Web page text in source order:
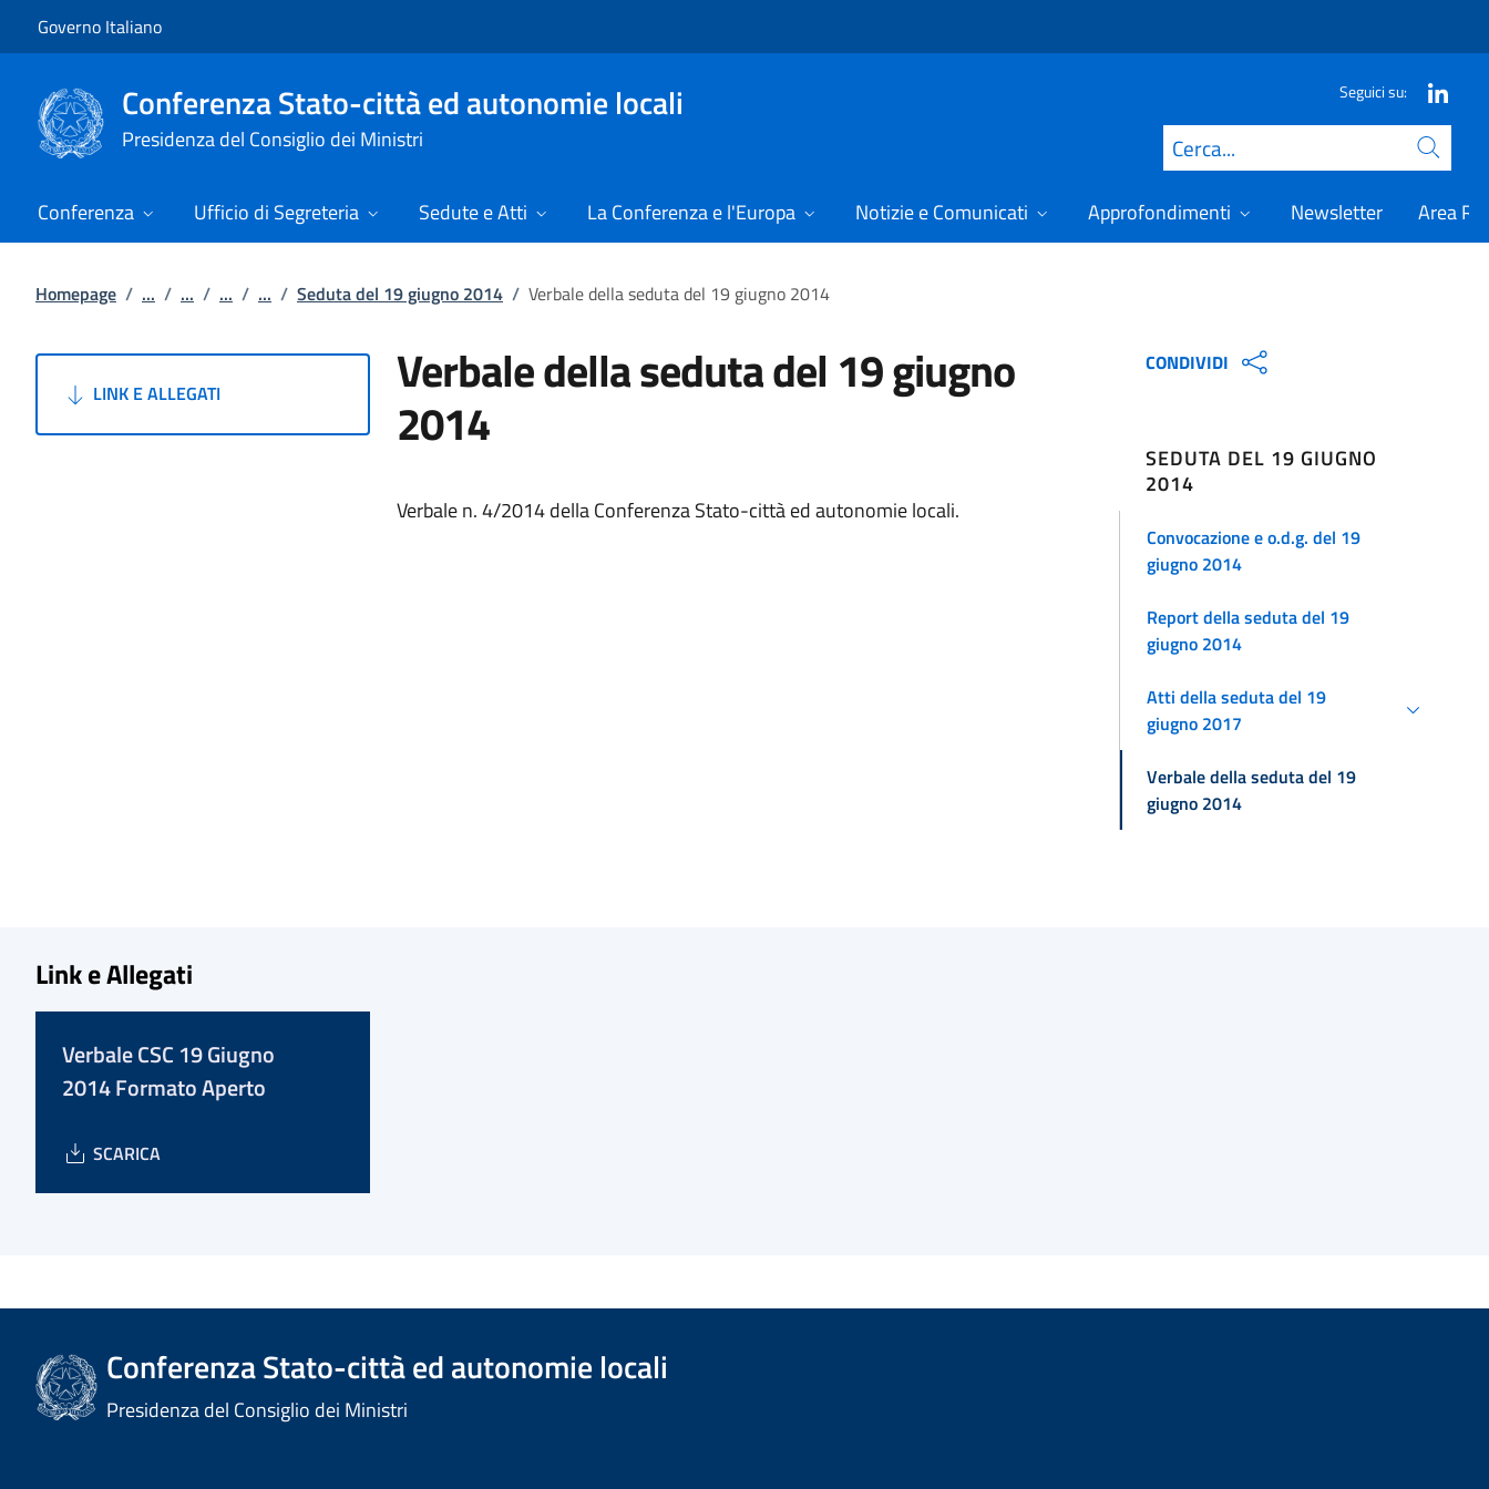
Governo Italiano
Conferenza Stato-città ed autonomie locali
Presidenza del Consiglio dei Ministri
Seguici su:
Cerca
Conferenza Ufficio di Segreteria Sedute e Atti La Conferenza e l'Europa Notizie e Comunicati Approfondimenti Newsletter Area
Homepage / ... / ... / ... / ... / Seduta del 19 giugno 2014 / Verbale della seduta del 19 giugno 2014
LINK E ALLEGATI Verbale della seduta del 19 giugno
2014
Verbale n. 4/2014 della Conferenza Stato-città ed autonomie locali.
CONDIVIDI
SEDUTA DEL 19 GIUGNO
2014
Convocazione e o.d.g. del 19
giugno 2014
Report della seduta del 19
giugno 2014
Atti della seduta del 19
giugno 2017
Verbale della seduta del 19
giugno 2014
Link e Allegati
Verbale CSC 19 Giugno
2014 Formato Aperto
SCARICA
Conferenza Stato-città ed autonomie locali
Presidenza del Consiglio dei Ministri